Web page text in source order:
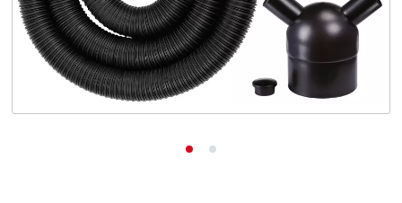
English
Deutsch